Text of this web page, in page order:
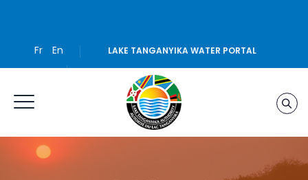
Fr En LAKE TANGANYIKA WATER PORTAL